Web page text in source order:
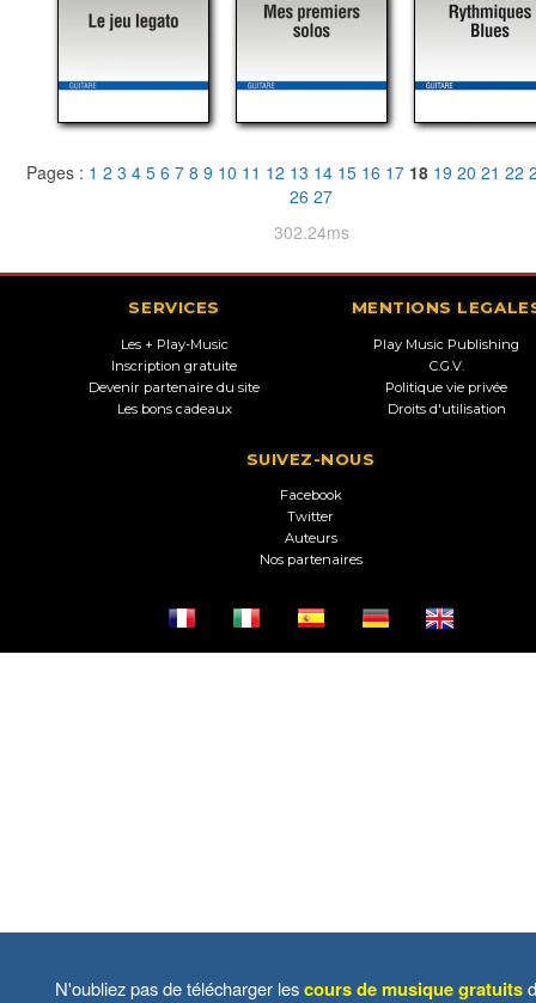
Pages : 1 2 3 4 5 6 7 8 9 10 11 12 13 14 15 16 17 18 19 20 21 22
26 27
302.24ms
SERVICES
Les + Play-Music
Inscription gratuite
Devenir partenaire du site
Les bons cadeaux
MENTIONS
Play Music Publishing
C.G.V.
Politique vie privée
Droits d'utilisation
SUIVEZ-NOUS
Facebook
Twitter
Auteurs
Nos partenaires
N'oubliez pas de télécharger lescours de musique gratuits